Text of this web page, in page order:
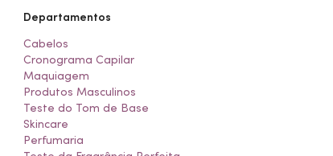
Departamentos
Cabelos
Cronograma Capilar
Maquiagem
Produtos Masculinos
Teste do Tom de Base
Skincare
Perfumaria